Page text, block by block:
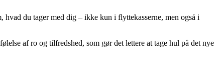
du tager med dig – ikke kun i flyttekasserne, men også i
af ro og tilfredshed, som gør det lettere at tage hul på det nye